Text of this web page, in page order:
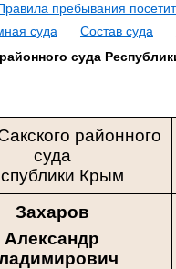
пребывания
суда Состав суда
суда
районного
суда
Крым
Захаров
Александр